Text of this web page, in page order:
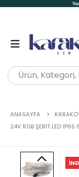
ANASAYFA
24V RGB ŞERIT LED IP65